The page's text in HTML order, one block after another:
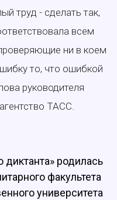
труд - сделать так,
всем
ни в коем
то, что ошибкой
руководителя
ТАСС.
родилась
факультета
университета